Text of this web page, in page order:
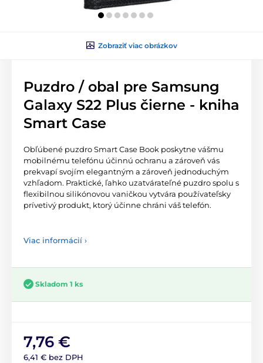
Zobraziť viac obrázkov
Puzdro / obal pre Samsung
Galaxy S22 Plus čierne - kniha
Smart Case
Obľúbené puzdro Smart Case Book poskytne vášmu
mobilnému telefónu účinnú ochranu a zároveň vás
prekvapí svojím elegantným a zároveň jednoduchým
vzhľadom. Praktické, ľahko uzatvárateľné puzdro spolu s
flexibilnou silikónovou vaničkou vytvára používateľsky
prívetivý produkt, ktorý účinne chráni váš telefón.
Viac informácií ›
Skladom 1 ks
7,76 €
6,41 € bez DPH